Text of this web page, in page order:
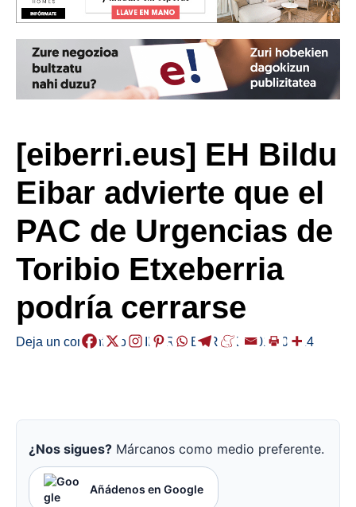
[eiberri.eus] EH Bildu
Eibar advierte que el
PAC de Urgencias de
Toribio Etxeberria
podría cerrarse
Deja un comentario /EIBAR ,HERRIAK /2019-01-14
¿Nos sigues? Márcanos como medio preferente.
Añádenos en Google